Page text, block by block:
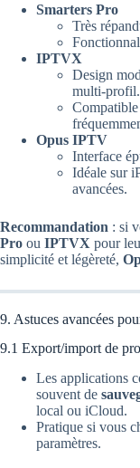
Smarters Pro
Très
IPTVX
Design
multi‑profil.
Opus IPTV
Interface
Idéale sur
avancées.
Recommandation : si
Pro ou IPTVX pour
simplicité et légèreté,
9. Astuces avancées
9.1 Export/import de
Les applications
souvent de
local ou iCloud.
Pratique si vous
paramètres.